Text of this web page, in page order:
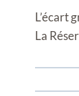
L’écart
La